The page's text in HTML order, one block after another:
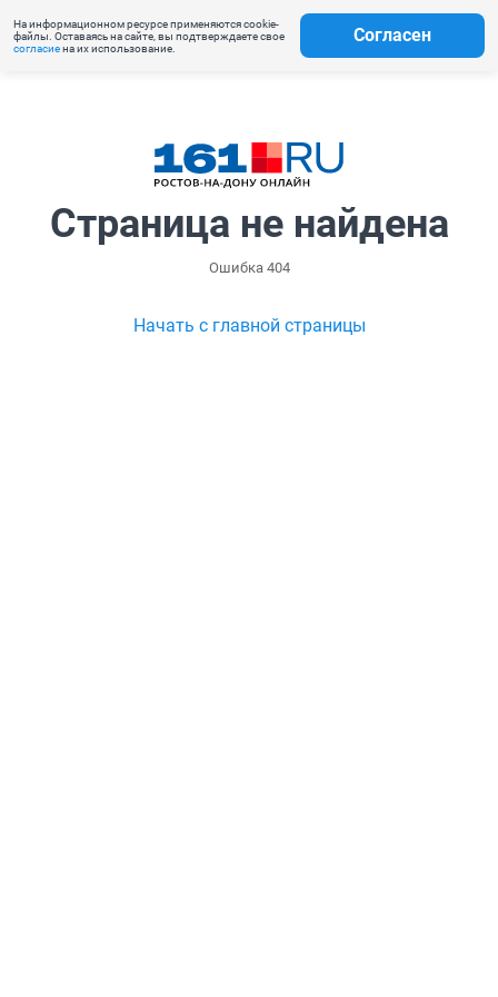
На информационном ресурсе применяются cookie-
файлы. Оставаясь на сайте, вы подтверждаете свое
согласиена их использование.
Согласен
Страница не найдена
Ошибка 404
Начать с главной страницы